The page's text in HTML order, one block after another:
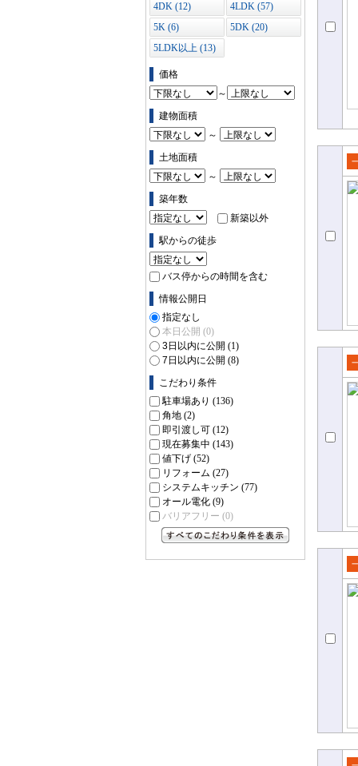
4DK (12)
4LDK (57)
5K (6)
5DK (20)
5LDK以上 (13)
価格
～
建物面積
～
土地面積
～
築年数
新築以外
駅からの徒歩
バス停からの時間を含む
情報公開日
指定なし
本日公開 (0)
3日以内に公開 (1)
7日以内に公開 (8)
こだわり条件
駐車場あり (136)
角地 (2)
即引渡し可 (12)
現在募集中 (143)
値下げ (52)
リフォーム (27)
システムキッチン (77)
オール電化 (9)
バリアフリー (0)
て
て
て